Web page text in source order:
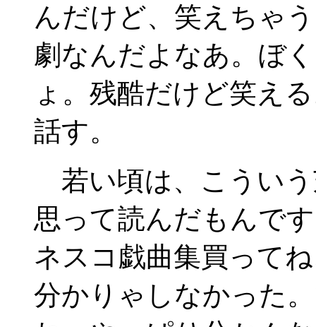
んだけど、笑えちゃ
劇なんだよなあ。ぼ
ょ。残酷だけど笑え
話す。
若い頃は、こうい
思って読んだもんで
ネスコ戯曲集買って
分かりゃしなかった